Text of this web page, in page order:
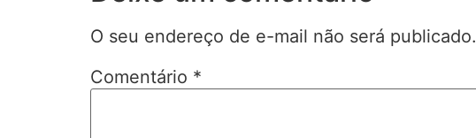
O seu endereço de e-mail não será publicado.
Comentário *